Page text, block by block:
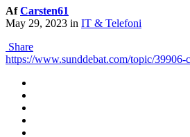
AfCarsten61
May 29, 2023 in IT & Telefoni
Share
https://www.sunddebat.com/topic/39906-